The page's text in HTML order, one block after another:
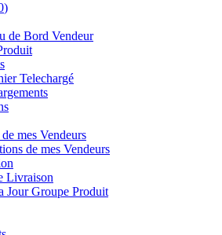
)
de Bord Vendeur
Telechargé
mes Vendeurs
de mes Vendeurs
Livraison
Jour Groupe Produit